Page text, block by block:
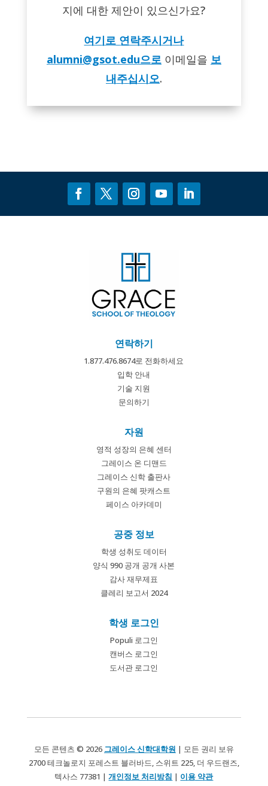
지에 대한 제안이 있으신가요?
여기로 연락주시거나
alumni@gsot.edu으로이메일을 보
내주십시오.
연락하기
1.877.476.8674로 전화하세요
입학 안내
기술 지원
문의하기
자원
영적 성장의 은혜 센터
그레이스 온 디맨드
그레이스 신학 출판사
구원의 은혜 팟캐스트
페이스 아카데미
공중 정보
학생 성취도 데이터
양식 990 공개 공개 사본
감사 재무제표
클레리 보고서 2024
학생 로그인
Populi 로그인
캔버스 로그인
도서관 로그인
모든 콘텐츠 © 2026 그레이스 신학대학원 | 모든 권리 보유
2700 테크놀로지 포레스트 블러바드, 스위트 225, 더 우드랜즈,
텍사스 77381 |개인정보 처리방침 | 이용 약관